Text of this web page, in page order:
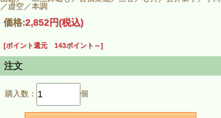
／虚空／本調
価格:2,852円(税込)
[ポイント還元 143ポイント～]
注文
購入数： 個